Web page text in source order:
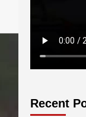
Recent